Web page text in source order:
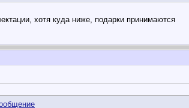
хотя куда ниже, подарки принимаются